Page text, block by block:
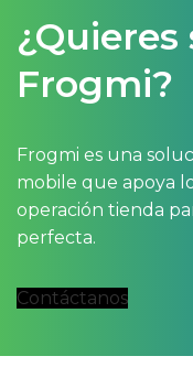
Frogmi?
Frogmi es una
mobile que apoya
operación tienda
perfecta.
Contáctanos